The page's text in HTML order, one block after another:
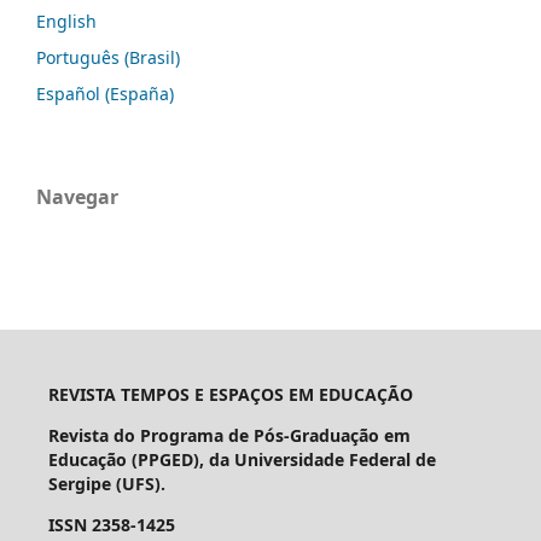
English
Português (Brasil)
Español (España)
Navegar
REVISTA TEMPOS E ESPAÇOS EM EDUCAÇÃO
Revista do Programa de Pós-Graduação em
Educação (PPGED), da Universidade Federal de
Sergipe (UFS).
ISSN 2358-1425